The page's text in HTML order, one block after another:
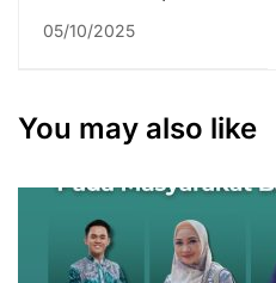
Aset Disorot
Ketiga
05/10/2025
You may also like